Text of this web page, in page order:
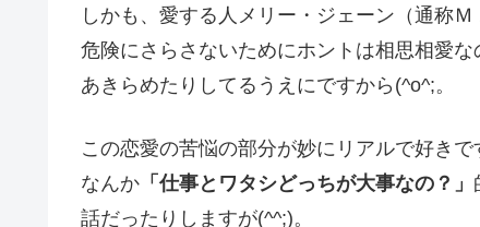
しかも、愛する人メリー・ジェーン（通称Ｍ
危険にさらさないためにホントは相思相愛な
あきらめたりしてるうえにですから(^o^;。
この恋愛の苦悩の部分が妙にリアルで好きで
なんか 「仕事とワタシどっちが大事なの？」
話だったりしますが(^^;)。